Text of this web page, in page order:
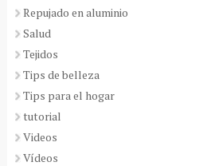
Repujado en aluminio
Salud
Tejidos
Tips de belleza
Tips para el hogar
tutorial
Videos
Vídeos